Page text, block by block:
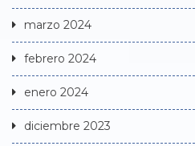
marzo 2024
febrero 2024
enero 2024
diciembre 2023